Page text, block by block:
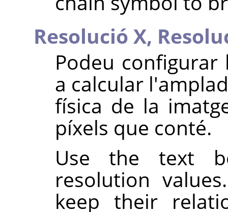
Resolució X,
Podeu
a calcular
física de la
píxels que conté.
Use the text
resolution
keep their